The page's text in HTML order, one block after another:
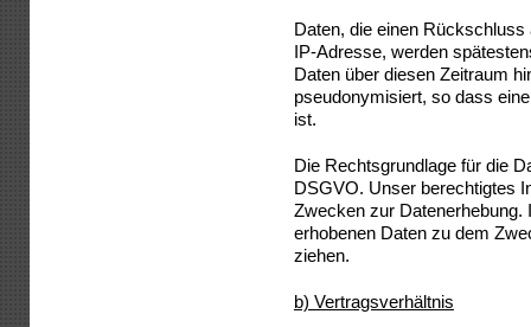
Daten, die einen
IP-Adresse, werden
Daten über diesen Zeitraum
pseudonymisiert, so dass
ist.
Die Rechtsgrundlage für die
DSGVO. Unser berechtigtes
Zwecken zur Datenerhebung.
erhobenen Daten zu dem
ziehen.
b) Vertragsverhältnis